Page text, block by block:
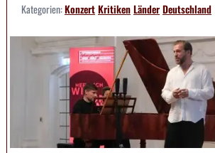
Kategorien:KonzertKritikenLänderDeutschland